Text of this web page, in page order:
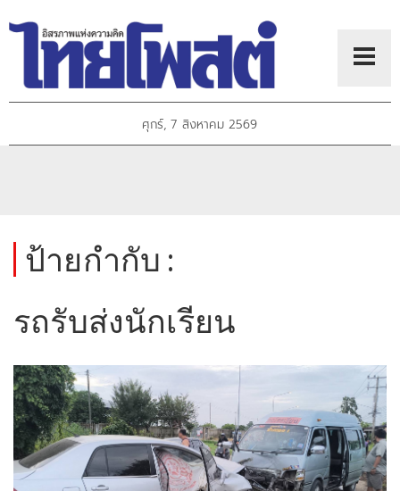
ศุกร์, 7 สิงหาคม 2569
ป้ายกำกับ :
รถรับส่งนักเรียน